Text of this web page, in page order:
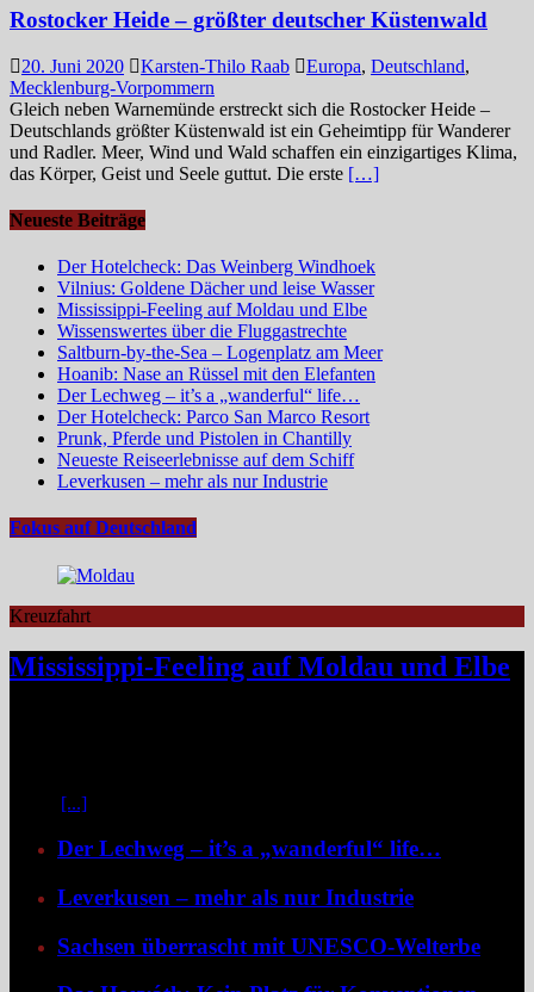
Rostocker Heide – größter deutscher Küstenwald
20. Juni 2020 Karsten-Thilo Raab Europa, Deutschland,
Mecklenburg-Vorpommern
Gleich neben Warnemünde erstreckt sich die Rostocker Heide –
Deutschlands größter Küstenwald ist ein Geheimtipp für Wanderer
und Radler. Meer, Wind und Wald schaffen ein einzigartiges Klima,
das Körper, Geist und Seele guttut. Die erste […]
Neueste Beiträge
Der Hotelcheck: Das Weinberg Windhoek
Vilnius: Goldene Dächer und leise Wasser
Mississippi-Feeling auf Moldau und Elbe
Wissenswertes über die Fluggastrechte
Saltburn-by-the-Sea – Logenplatz am Meer
Hoanib: Nase an Rüssel mit den Elefanten
Der Lechweg – it’s a „wanderful“ life…
Der Hotelcheck: Parco San Marco Resort
Prunk, Pferde und Pistolen in Chantilly
Neueste Reiseerlebnisse auf dem Schiff
Leverkusen – mehr als nur Industrie
Fokus auf Deutschland
Kreuzfahrt
Mississippi-Feeling auf Moldau und Elbe
[...]
Der Lechweg – it’s a „wanderful“ life…
Leverkusen – mehr als nur Industrie
Sachsen überrascht mit UNESCO-Welterbe